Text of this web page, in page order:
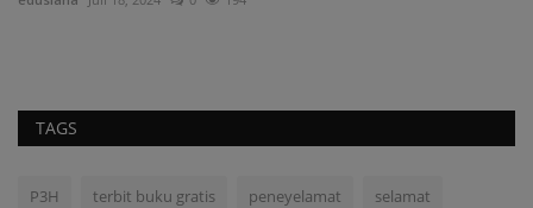
TAGS
P3H terbit buku gratis peneyelamat selamat